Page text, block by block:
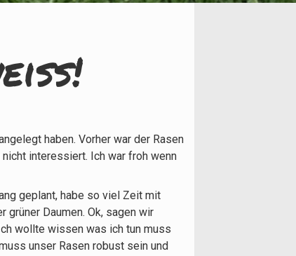
haben. Vorher war der Rasen
interessiert. Ich war froh wenn
geplant, habe so viel Zeit mit
grüner Daumen. Ok, sagen wir
wollte wissen was ich tun muss
unser Rasen robust sein und